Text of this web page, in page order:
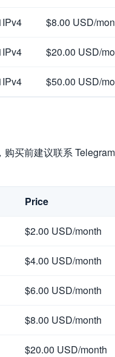
$8.00 USD/
$20.00 USD/
$50.00 USD/
买前建议联系 Telegram
Price
$2.00 USD/month
$4.00 USD/month
$6.00 USD/month
$8.00 USD/month
$20.00 USD/month